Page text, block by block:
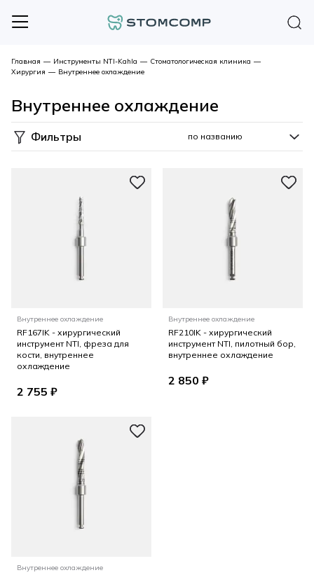
Главная — Инструменты NTI-Kahla — Стоматологическая клиника —
Хирургия — Внутреннее охлаждение
Внутреннее охлаждение
Фильтры
Внутреннее охлаждение
RF167IK - хирургический
инструмент NTI, фреза для
кости, внутреннее
охлаждение
2 755 ₽
Внутреннее охлаждение
RF210IK - хирургический
инструмент NTI, пилотный бор,
внутреннее охлаждение
2 850 ₽
Внутреннее охлаждение